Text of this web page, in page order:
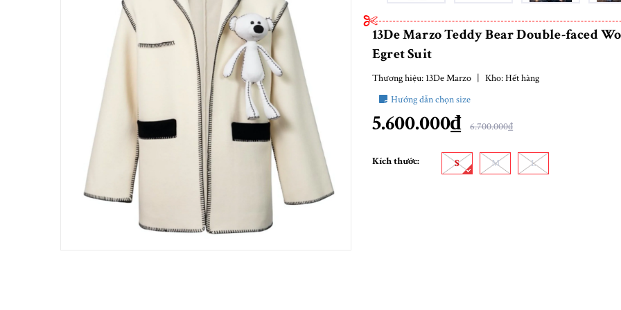
13De Marzo Teddy Bear Double-faced
Egret Suit
Thương hiệu: 13De Marzo | Kho:Hết hàng
Hướng dẫn chọn size
5.600.000₫ 6.700.000₫
Kích thước: S M L